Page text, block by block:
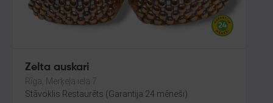
Zelta auskari
Rīga, Merķeļa iela 7
Stāvoklis Restaurēts (Garantija 24 mēneši)